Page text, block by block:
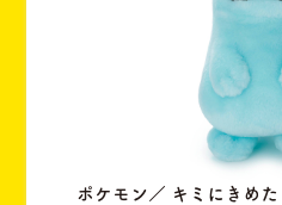
ポケモン／ キミにきめ